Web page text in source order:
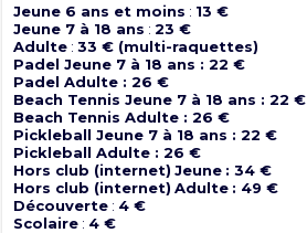
Jeune 6 ans et moins : 13 €
Jeune 7 à 18 ans :23 €
Adulte :33 € (multi-raquettes)
Padel Jeune 7 à 18 ans : 22 €
Padel Adulte : 26 €
Beach Tennis Jeune 7 à 18 ans : 22 €
Beach Tennis Adulte : 26 €
Pickleball Jeune 7 à 18 ans : 22 €
Pickleball Adulte : 26 €
Hors club (internet) Jeune : 34 €
Hors club (internet) Adulte : 49 €
Découverte : 4 €
Scolaire : 4 €